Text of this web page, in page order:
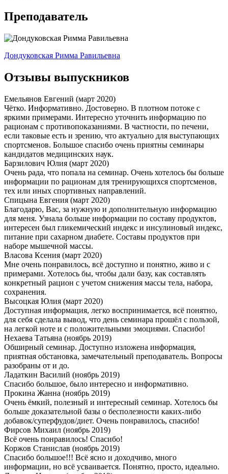
Преподаватель
Дондуковская Римма Равильевна
Отзывы выпускников
Емельянов Евгений (март 2020)
Чётко. Информативно. Достоверно. В плотном потоке с
яркими примерами. Интересно уточнить информацию по
рационам с противопоказаниями. В частности, по печени,
если таковые есть и зрению, что актуально для выступающих
спортсменов. Большое спасибо очень приятны семинары
кандидатов медицинских наук.
Барзилович Юлия (март 2020)
Очень рада, что попала на семинар. Очень хотелось бы больше
информации по рационам для тренирующихся спортсменов,
тех или иных спортивных направлений.
Спицына Евгения (март 2020)
Благодарю, Вас, за нужную и дополнительную информацию
для меня. Узнала больше информации по составу продуктов,
интересен был гликемический индекс и инсулиновый индекс,
питание при сахарном диабете. Составы продуктов при
наборе мышечной массы.
Власова Ксения (март 2020)
Мне очень понравилось, всё доступно и понятно, живо и с
примерами. Хотелось бы, чтобы дали базу, как составлять
конкретный рацион с учетом снижения массы тела, набора,
сохранения.
Высоцкая Юлия (март 2020)
Доступная информация, легко воспринимается, всё понятно,
для себя сделала вывод, что день семинара прошёл с пользой,
на легкой ноте и с положительными эмоциями. Спасибо!
Нехаева Татьяна (ноябрь 2019)
Обширный семинар. Доступно изложена информация,
приятная обстановка, замечательный преподаватель. Вопросы
разобраны от и до.
Ладаткин Василий (ноябрь 2019)
Спасибо большое, было интересно и информативно.
Прокина Жанна (ноябрь 2019)
Очень ёмкий, полезный и интересный семинар. Хотелось бы
больше доказательной базы о бесполезности каких-либо
добавок/суперфудов/диет. Очень понравилось, спасибо!
Фирсов Михаил (ноябрь 2019)
Всё очень понравилось! Спасибо!
Коржов Станислав (ноябрь 2019)
Спасибо большое!!! Всё ясно и доходчиво, много
информации, но всё усваивается. Понятно, просто, идеально.